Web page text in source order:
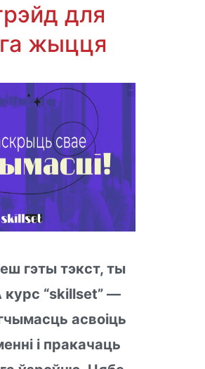
для
жыцця
гэты тэкст, ты
“skillset” —
асвоіць
і пракачаць